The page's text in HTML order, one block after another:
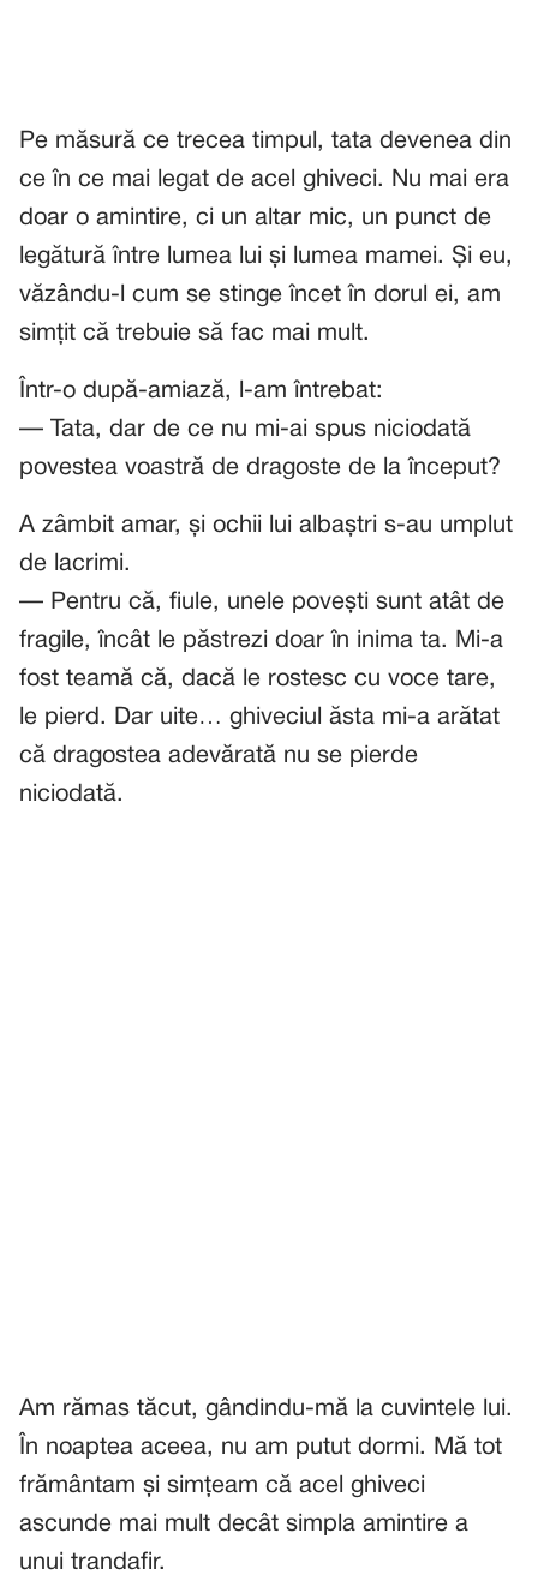
Pe măsură ce trecea timpul, tata devenea din
ce în ce mai legat de acel ghiveci. Nu mai era
doar o amintire, ci un altar mic, un punct de
legătură între lumea lui și lumea mamei. Și eu,
văzându-l cum se stinge încet în dorul ei, am
simțit că trebuie să fac mai mult.
Într-o după-amiază, l-am întrebat:
— Tata, dar de ce nu mi-ai spus niciodată
povestea voastră de dragoste de la început?
A zâmbit amar, și ochii lui albaștri s-au umplut
de lacrimi.
— Pentru că, fiule, unele povești sunt atât de
fragile, încât le păstrezi doar în inima ta. Mi-a
fost teamă că, dacă le rostesc cu voce tare,
le pierd. Dar uite… ghiveciul ăsta mi-a arătat
că dragostea adevărată nu se pierde
niciodată.
Am rămas tăcut, gândindu-mă la cuvintele lui.
În noaptea aceea, nu am putut dormi. Mă tot
frământam și simțeam că acel ghiveci
ascunde mai mult decât simpla amintire a
unui trandafir.